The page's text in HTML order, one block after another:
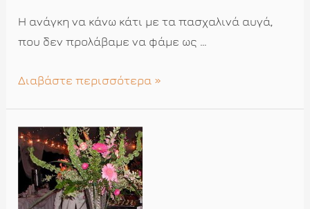
Η ανάγκη να κάνω κάτι με τα πασχαλινά αυγά,
που δεν προλάβαμε να φάμε ως …
Σαλάτα
βραστά
αυγά
Διαβάστε περισσότερα »